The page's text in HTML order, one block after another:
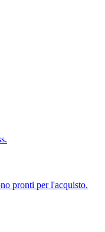
pronti per l'acquisto.